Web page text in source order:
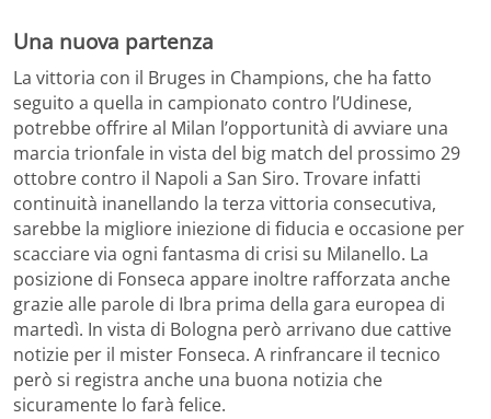
Una nuova partenza
La vittoria con il Bruges in Champions, che ha fatto
seguito a quella in campionato contro l’Udinese,
potrebbe offrire al Milan l’opportunità di avviare una
marcia trionfale in vista del big match del prossimo 29
ottobre contro il Napoli a San Siro. Trovare infatti
continuità inanellando la terza vittoria consecutiva,
sarebbe la migliore iniezione di fiducia e occasione per
scacciare via ogni fantasma di crisi su Milanello. La
posizione di Fonseca appare inoltre rafforzata anche
grazie alle parole di Ibra prima della gara europea di
martedì. In vista di Bologna però arrivano due cattive
notizie per il mister Fonseca. A rinfrancare il tecnico
però si registra anche una buona notizia che
sicuramente lo farà felice.